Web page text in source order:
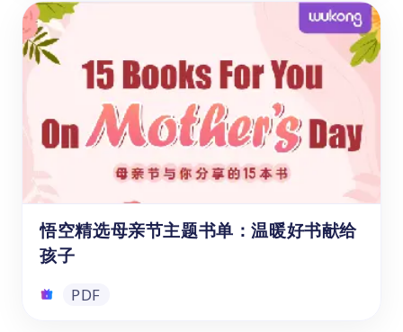
阅读绘本跟悟空看世界：中国旅游指南
《跟着悟空游中国》是悟空中文专为儿童打造
的地理文化阅读绘本。全书以"小悟空"为向
导，分六大区域系统介绍中国最具代表性的自
然奇观与人文古迹，涵盖华中、华东、华北、
东北、华南、西南、西北等地标景点。每一站
都配有生动的图文内容，帮助孩子在阅读中建
立对中国地理与文化的整体认知，是中文学习
与国情教育的优质读物。
悟空精选母亲节主题书单：温暖好书献给
孩子
PDF